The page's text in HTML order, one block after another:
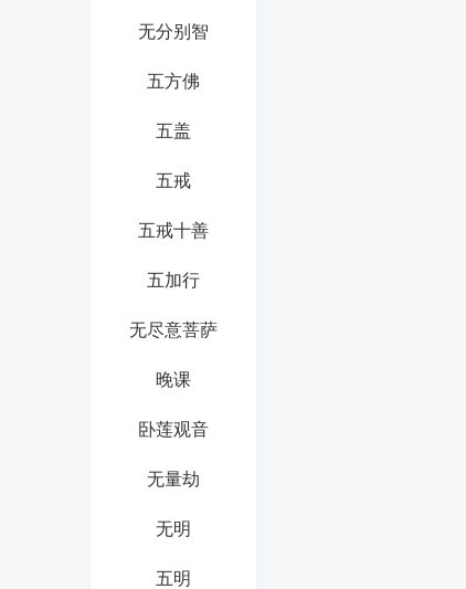
无分别智
五方佛
五盖
五戒
五戒十善
五加行
无尽意菩萨
晚课
卧莲观音
无量劫
无明
五明